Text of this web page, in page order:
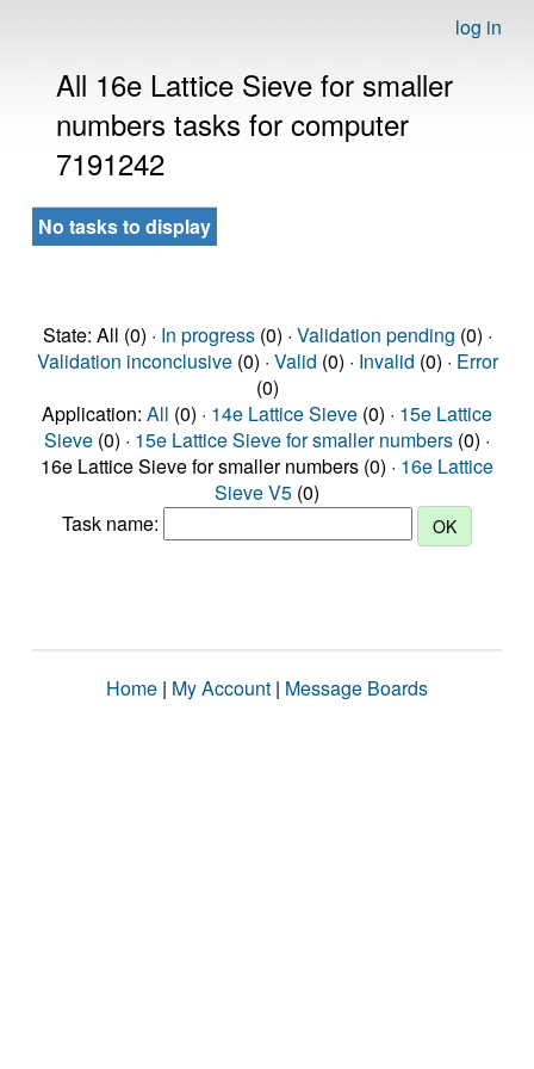
log in
All 16e Lattice Sieve for smaller
numbers tasks for computer
7191242
No tasks to display
State: All (0) · In progress(0) · Validation pending (0) ·
Validation inconclusive(0) · Valid (0) · Invalid (0) · Error
(0)
Application: All (0) · 14e Lattice Sieve (0) · 15e Lattice
Sieve (0) · 15e Lattice Sieve for smaller numbers (0) ·
16e Lattice Sieve for smaller numbers (0) · 16e Lattice
Sieve V5 (0)
Task name:
Home | My Account | Message Boards